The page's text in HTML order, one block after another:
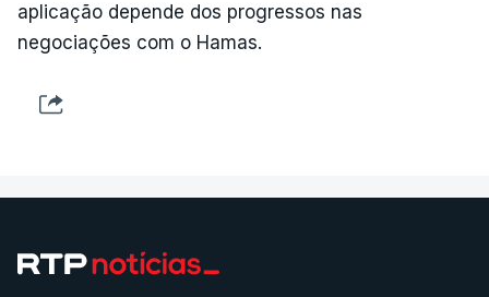
aplicação depende dos progressos nas
negociações com o Hamas.